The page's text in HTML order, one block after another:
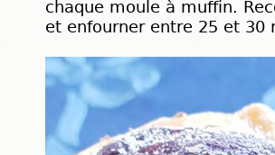
chaque moule à muffin.
et enfourner entre 25 et 30